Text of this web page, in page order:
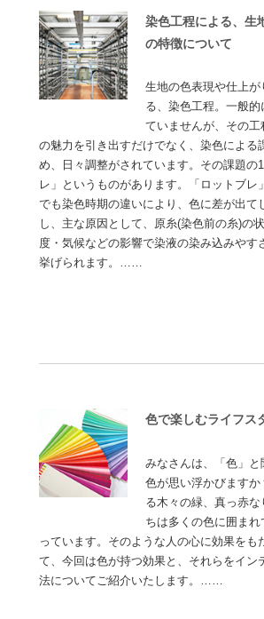
染色工程による、生
の特徴について
生地の色表現や仕上が
る、染色工程。一般
ていませんが、その
の魅力を引き出すだけでなく、染色による
め、日々調整がされています。その課題の
レ」というものがあります。「ロットブレ
でも染色時期の違いにより、色に差が出て
し、主な原因として、原糸(染色前の糸)の
度・気候などの影響で染液の染み込みやす
挙げられます。……
色で楽しむライフス
みなさんは、「色」と
色が思い浮かびます
る木々の緑、真っ赤
ちは多くの色に囲ま
っています。そのような人の心に効果をも
て、今回は色が持つ効果と、それらをイン
法についてご紹介いたします。……